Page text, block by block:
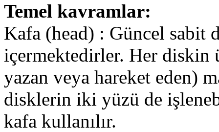
Temel kavramlar:
Kafa (head) : Güncel sabit
içermektedirler. Her diskin
yazan veya hareket eden)
disklerin iki yüzü de
kafa kullanılır.